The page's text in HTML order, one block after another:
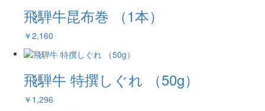
飛騨牛昆布巻 （1本）
￥2,160
飛騨牛 特撰しぐれ （50g）
￥1,296